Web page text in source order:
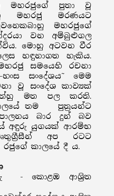
මහරජුගේ පුතා වූ
මහරජු මරණයට
මහරජුගේ
වන අම්බුළුගල
මොහු අටවන වීර
හඳුනාගත හැකිය.
සමයෙහි රචනා
සංදේශය˜ මෙම
වූ සංදේශ කාව්‍යක්
මත පල කරති.
තම පුත්‍රයන්ට
බාර දුන් බව
අඳුරු යුගයක් ආරම්භ
අප රටට
කාලයේ දී ය.
- කොළඹ ආශ්‍රිත